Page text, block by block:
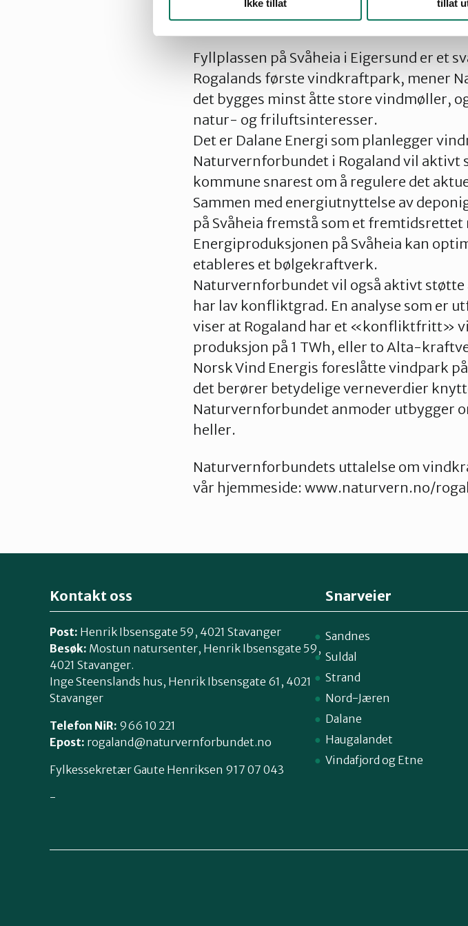
Ikke tillat tillat
Fyllplassen på Svåheia i Eigersund er et
Rogalands første vindkraftpark, mener
det bygges minst åtte store vindmøller,
natur- og friluftsinteresser.
Det er Dalane Energi som planlegger
Naturvernforbundet i Rogaland vil aktivt
kommune snarest om å regulere det
Sammen med energiutnyttelse av
på Svåheia fremstå som et
Energiproduksjonen på Svåheia kan
etableres et bølgekraftverk.
Naturvernforbundet vil også aktivt
har lav konfliktgrad. En analyse som er
viser at Rogaland har et «konfliktfritt»
produksjon på 1 TWh, eller to Alta-
Norsk Vind Energis foreslåtte vindpark
det berører betydelige verneverdier
Naturvernforbundet anmoder utbygger
heller.
Naturvernforbundets uttalelse om
vår hjemmeside: www.naturvern.no/
Kontakt oss
Post: Henrik Ibsensgate 59, 4021 Stavanger
Besøk: Mostun natursenter, Henrik Ibsensgate 59,
4021 Stavanger.
Inge Steenslands hus, Henrik Ibsensgate 61, 4021
Stavanger
Telefon NiR: 966 10 221
Epost: rogaland@naturvernforbundet.no
Fylkessekretær Gaute Henriksen 917 07 043
-
Snarveier
Sandnes
Suldal
Strand
Nord-Jæren
Dalane
Haugalandet
Vindafjord og Etne